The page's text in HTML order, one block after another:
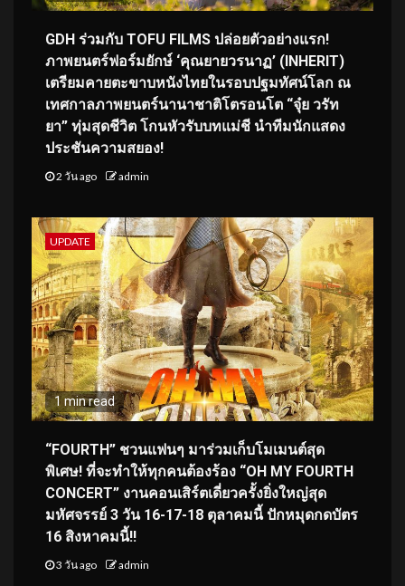
GDH ร่วมกับ TOFU FILMS ปล่อยตัวอย่างแรก!
ภาพยนตร์ฟอร์มยักษ์ ‘คุณยายวรนาฏ’ (INHERIT)
เตรียมคายตะขาบหนังไทยในรอบปฐมทัศน์โลก ณ
เทศกาลภาพยนตร์นานาชาติโตรอนโต “จุ๋ย วรัท
ยา” ทุ่มสุดชีวิต โกนหัวรับบทแม่ชี นำทีมนักแสดง
ประชันความสยอง!
2 วัน ago admin
UPDATE
1 min read
“FOURTH” ชวนแฟนๆ มาร่วมเก็บโมเมนต์สุด
พิเศษ! ที่จะทำให้ทุกคนต้องร้อง “OH MY FOURTH
CONCERT” งานคอนเสิร์ตเดี่ยวครั้งยิ่งใหญ่สุด
มหัศจรรย์ 3 วัน 16-17-18 ตุลาคมนี้ ปักหมุดกดบัตร
16 สิงหาคมนี้!!
3 วัน ago admin